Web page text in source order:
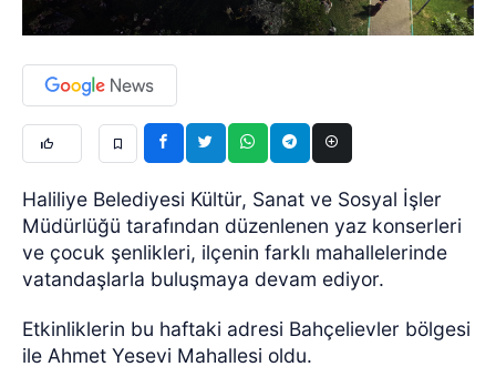
Haliliye Belediyesi Kültür, Sanat ve Sosyal İşler
Müdürlüğü tarafından düzenlenen yaz konserleri
ve çocuk şenlikleri, ilçenin farklı mahallelerinde
vatandaşlarla buluşmaya devam ediyor.
Etkinliklerin bu haftaki adresi Bahçelievler bölgesi
ile Ahmet Yesevi Mahallesi oldu.